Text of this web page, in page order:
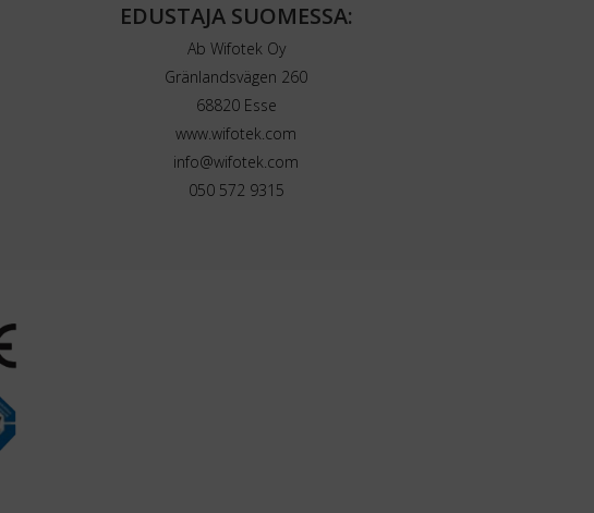
EDUSTAJA SUOMESSA:
Ab Wifotek Oy
Gränlandsvägen 260
68820 Esse
www.wifotek.com
info@wifotek.com
050 572 9315